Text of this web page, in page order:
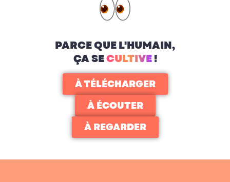
PARCE QUE L'HUMAIN,
ÇA SECULTIVE!
À TÉLÉCHARGER
À ÉCOUTER
À REGARDER